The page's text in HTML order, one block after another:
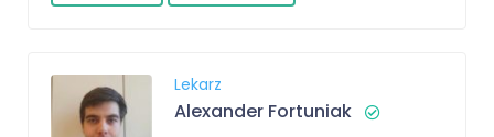
Lekarz
Alexander Fortuniak